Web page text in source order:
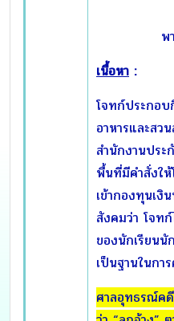
ประม
พ
เนื้อหา :
โจทก์ประกอ
อาหารและสว
สำนักงานปร
พื้นที่มีคำสั่งให้
เข้ากองทุนเ
สังคมว่า โจทก์
ของนักเรียนนั
เป็นฐานในกา
ศาลอุทธรณ์ค